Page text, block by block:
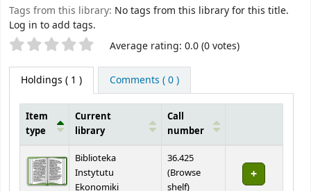
Tags from this library: No tags from this library for this title.
Log in to add tags.
Star ratings Average rating: 0.0 (0 votes)
Holdings ( 1 ) Comments ( 0 )
Item
type
Current
library
Call
number
Biblioteka
Instytutu
Ekonomiki
36.425
(Browse
shelf(Opens below)
)